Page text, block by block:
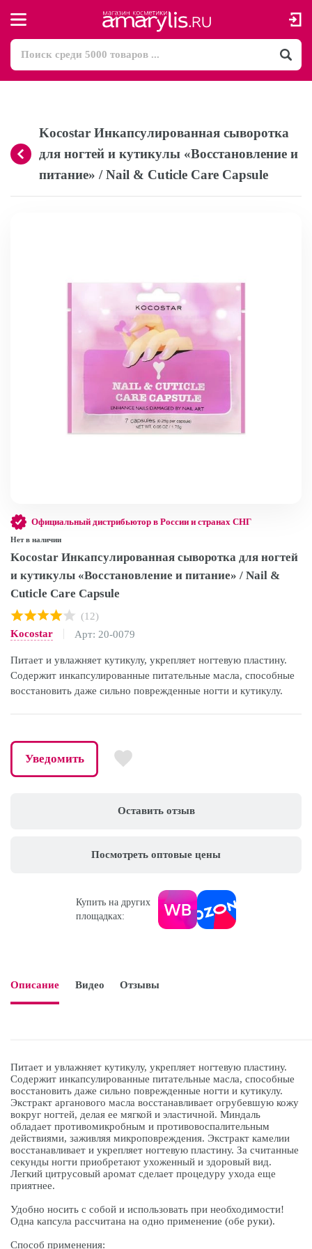
Kocostar Инкапсулированная сыворотка
для ногтей и кутикулы «Восстановление и
питание» / Nail & Cuticle Care Capsule
Оставить отзыв
Посмотреть оптовые цены
Купить на других
площадках:
Официальный дистрибьютор в России и странах СНГ
Нет в наличии
Kocostar Инкапсулированная сыворотка для ногтей
и кутикулы «Восстановление и питание» / Nail &
Cuticle Care Capsule
(12)
Kocostar
Арт: 20-0079
Питает и увлажняет кутикулу, укрепляет ногтевую пластину.
Содержит инкапсулированные питательные масла, способные
восстановить даже сильно поврежденные ногти и кутикулу.
Уведомить
Описание Видео Отзывы
Питает и увлажняет кутикулу, укрепляет ногтевую пластину.
Содержит инкапсулированные питательные масла, способные
восстановить даже сильно поврежденные ногти и кутикулу.
Экстракт арганового масла восстанавливает огрубевшую кожу
вокруг ногтей, делая ее мягкой и эластичной. Миндаль
обладает противомикробным и противовоспалительным
действиями, заживляя микроповреждения. Экстракт камелии
восстанавливает и укрепляет ногтевую пластину. За считанные
секунды ногти приобретают ухоженный и здоровый вид.
Легкий цитрусовый аромат сделает процедуру ухода еще
приятнее.
Удобно носить с собой и использовать при необходимости!
Одна капсула рассчитана на одно применение (обе руки).
Способ применения: